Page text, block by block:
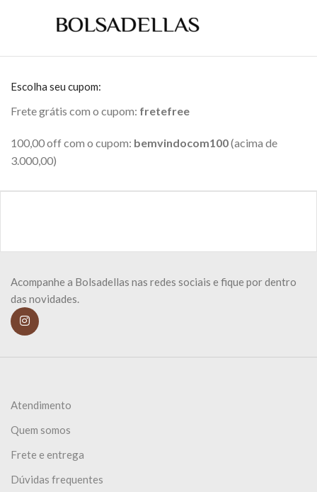
Escolha seu cupom:
Frete grátis com o cupom: fretefree
100,00 off com o cupom: bemvindocom100(acima de
3.000,00)
Acompanhe a Bolsadellas nas redes sociais e fique por dentro
das novidades.
Atendimento
Quem somos
Frete e entrega
Dúvidas frequentes